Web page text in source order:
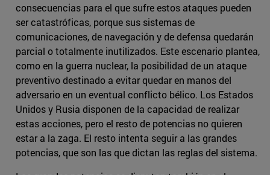
consecuencias para el que sufre estos ataques pueden
ser catastróficas, porque sus sistemas de
comunicaciones, de navegación y de defensa quedarán
parcial o totalmente inutilizados. Este escenario plantea,
como en la guerra nuclear, la posibilidad de un ataque
preventivo destinado a evitar quedar en manos del
adversario en un eventual conflicto bélico. Los Estados
Unidos y Rusia disponen de la capacidad de realizar
estas acciones, pero el resto de potencias no quieren
estar a la zaga. El resto intenta seguir a las grandes
potencias, que son las que dictan las reglas del sistema.